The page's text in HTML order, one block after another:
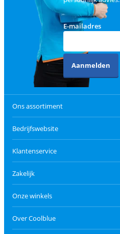
E-mailadres
Aanmelden
Ons assortiment
Bedrijfswebsite
Klantenservice
Zakelijk
Onze winkels
Over Coolblue